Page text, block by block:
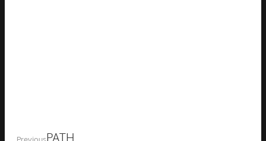
Previous
PATH